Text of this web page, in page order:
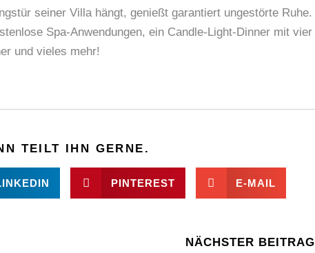
seiner Villa hängt, genießt garantiert ungestörte Ruhe.
Spa-Anwendungen, ein Candle-Light-Dinner mit vier
und vieles mehr!
TEILT IHN GERNE.
PINTEREST E-MAIL
NÄCHSTER BEITRAG